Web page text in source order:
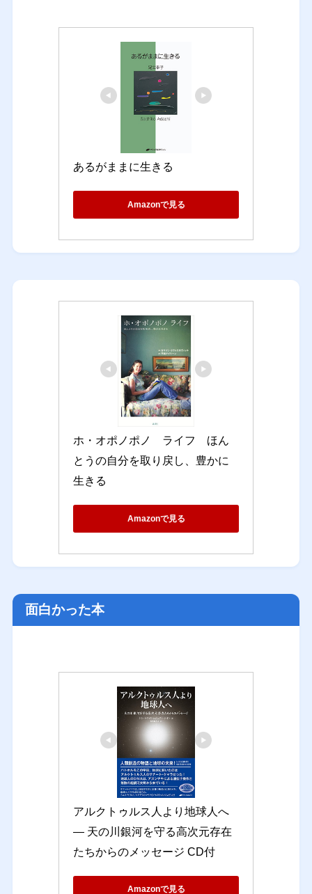
あるがままに生きる
Amazonで見る
ホ・オポノポノ　ライフ　ほん
とうの自分を取り戻し、豊かに
生きる
Amazonで見る
面白かった本
アルクトゥルス人より地球人へ
― 天の川銀河を守る高次元存在
たちからのメッセージ CD付
Amazonで見る